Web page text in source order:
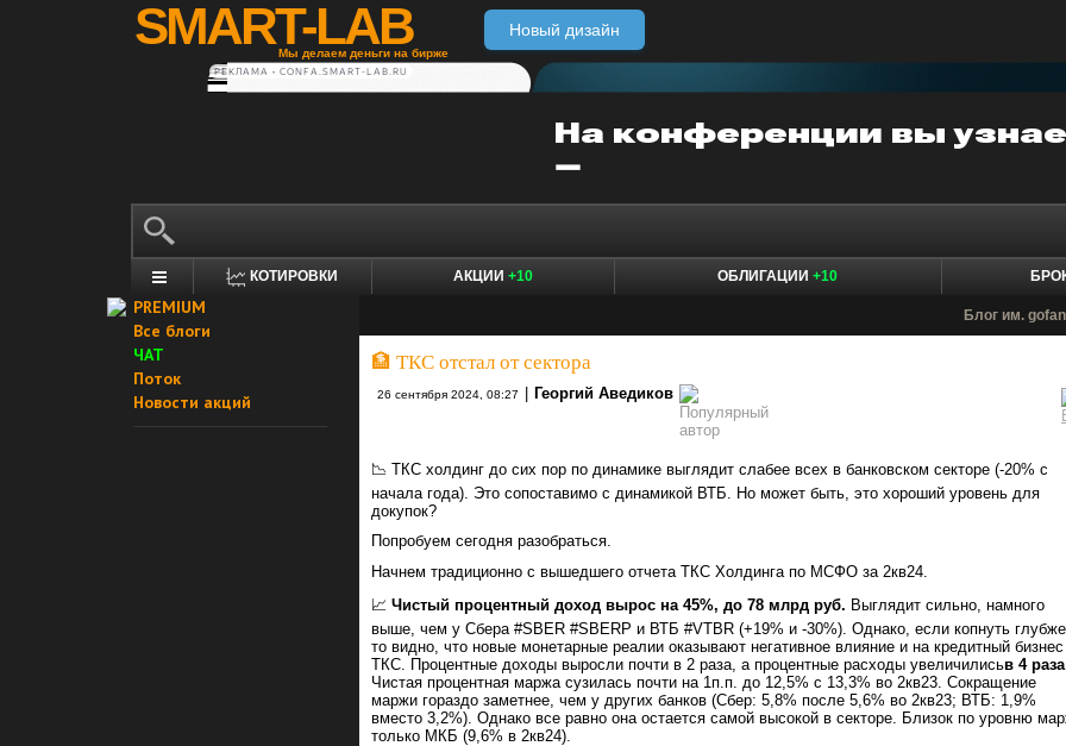
SMART-LAB
Мы делаем деньги на бирже
Новый дизайн
РЕКЛАМА • CONFA.SMART-LAB.RU
КОТИРОВКИ АКЦИИ +10 ОБЛИГАЦИИ +10
PREMIUM
Все блоги
ЧАТ
Поток
Новости акций
Блог им.
🏦 ТКС отстал от сектора
26 сентября 2024, 08:27 Георгий Аведиков
📉 ТКС холдинг до сих пор по динамике выглядит слабее всех в банковском секторе (-20% с
начала года). Это сопоставимо с динамикой ВТБ. Но может быть, это хороший уровень для
докупок?
Попробуем сегодня разобраться.
Начнем традиционно с вышедшего отчета ТКС Холдинга по МСФО за 2кв24.
📈 Чистый процентный доход вырос на 45%, до 78 млрд руб. Выглядит сильно, намного
выше, чем у Сбера #SBER #SBERP и ВТБ #VTBR (+19% и -30%). Однако, если копнуть
то видно, что новые монетарные реалии оказывают негативное влияние и на кредитный бизнес
ТКС. Процентные доходы выросли почти в 2 раза, а процентные расходы увеличилисьв 4 раза
Чистая процентная маржа сузилась почти на 1п.п. до 12,5% с 13,3% во 2кв23. Сокращение
маржи гораздо заметнее, чем у других банков (Сбер: 5,8% после 5,6% во 2кв23; ВТБ: 1,9%
вместо 3,2%). Однако все равно она остается самой высокой в секторе. Близок по уровню
только МКБ (9,6% в 2кв24).